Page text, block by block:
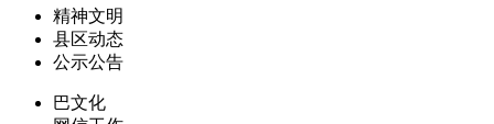
精神文明
县区动态
公示公告
巴文化